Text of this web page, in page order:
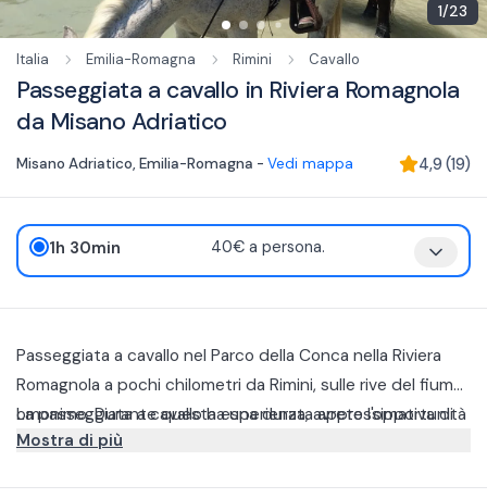
1/23
Italia Emilia-Romagna Rimini Cavallo
Passeggiata a cavallo in Riviera Romagnola
da Misano Adriatico
Misano Adriatico, Emilia-Romagna - Vedi mappa 4,9 (19)
1h 30min 40€ a persona.
Passeggiata a cavallo nel Parco della Conca nella Riviera
Romagnola a pochi chilometri da Rimini, sulle rive del fiume
omonimo. Durante questa esperienza, avrete l'opportunità
di immergervi nella bellezza della natura circostante.
La passeggiata a cavallo ha una durata approssimativa di
un'ora e mezza, durante la quale potrete assaporare
Mostra di più